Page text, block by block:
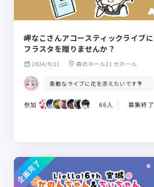
岬なこさんアコースティックライブに
フラスタを贈りませんか？
calendar_month 2024/9/21 location_on 森のホール21 大ホール
素敵なライブに花を添えたいです💐
参加 66人 募集終了
企画完了